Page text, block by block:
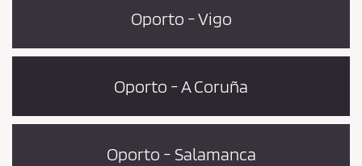
Oporto - Vigo
Oporto - A Coruña
Oporto - Salamanca